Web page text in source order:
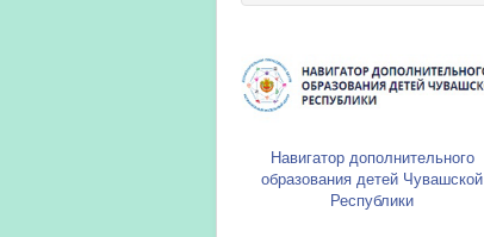
Навигатор дополнительного
образования детей Чувашской
Республики